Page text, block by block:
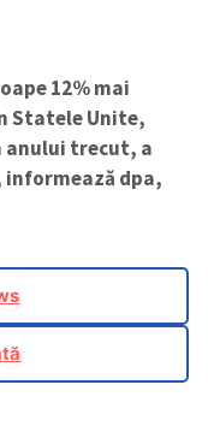
12% mai
Statele Unite,
anului trecut, a
dpa,